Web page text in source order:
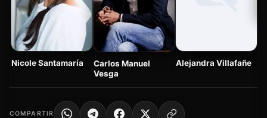
Nicole Santamaría
Carlos Manuel
Vesga
Alejandra Villafañe
COMPARTIR